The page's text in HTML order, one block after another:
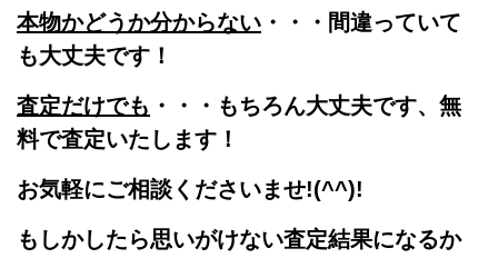
本物かどうか分からない ・・・間違っていて
も大丈夫です！
査定だけでも ・・・もちろん大丈夫です、無
料で査定いたします！
お気軽にご相談くださいませ!(^^)!
もしかしたら思いがけない査定結果になるか